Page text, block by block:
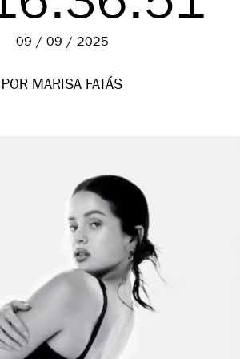
09 / 09 / 2025
POR MARISA FATÁS